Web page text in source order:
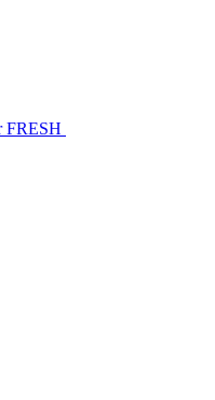
FRESH